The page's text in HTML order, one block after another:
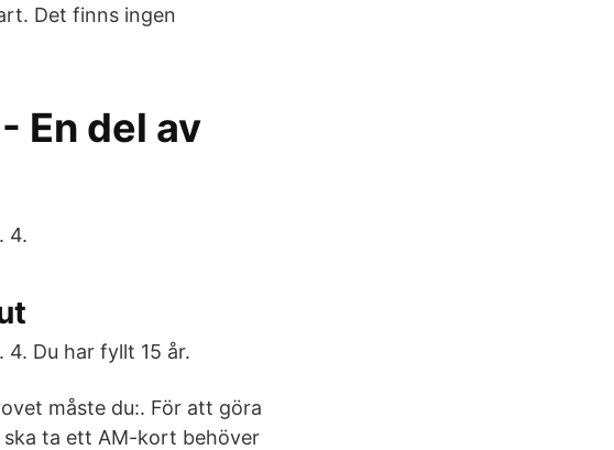
Det finns ingen
En del av
4.
Du har fyllt 15 år.
måste du:. För att göra
ta ett AM-kort behöver